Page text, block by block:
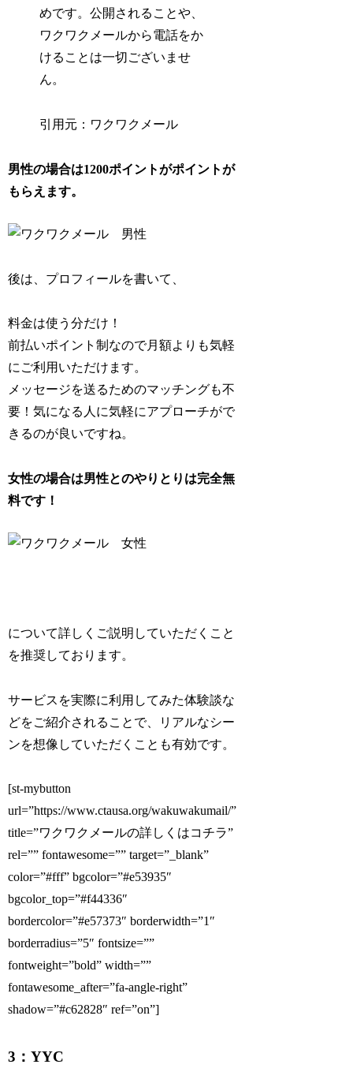
めです。公開されることや、
ワクワクメールから電話をか
けることは一切ございませ
ん。
引用元：ワクワクメール
男性の場合は1200ポイントがポイントが
もらえます。
後は、プロフィールを書いて、
料金は使う分だけ！
前払いポイント制なので月額よりも気軽
にご利用いただけます。
メッセージを送るためのマッチングも不
要！気になる人に気軽にアプローチがで
きるのが良いですね。
女性の場合は男性とのやりとりは完全無
料です！
について詳しくご説明していただくこと
を推奨しております。
サービスを実際に利用してみた体験談な
どをご紹介されることで、リアルなシー
ンを想像していただくことも有効です。
[st-mybutton
url=”https://www.ctausa.org/wakuwakumail/”
title=”ワクワクメールの詳しくはコチラ”
rel=”” fontawesome=”” target=”_blank”
color=”#fff” bgcolor=”#e53935″
bgcolor_top=”#f44336″
bordercolor=”#e57373″ borderwidth=”1″
borderradius=”5″ fontsize=””
fontweight=”bold” width=””
fontawesome_after=”fa-angle-right”
shadow=”#c62828″ ref=”on”]
3：YYC